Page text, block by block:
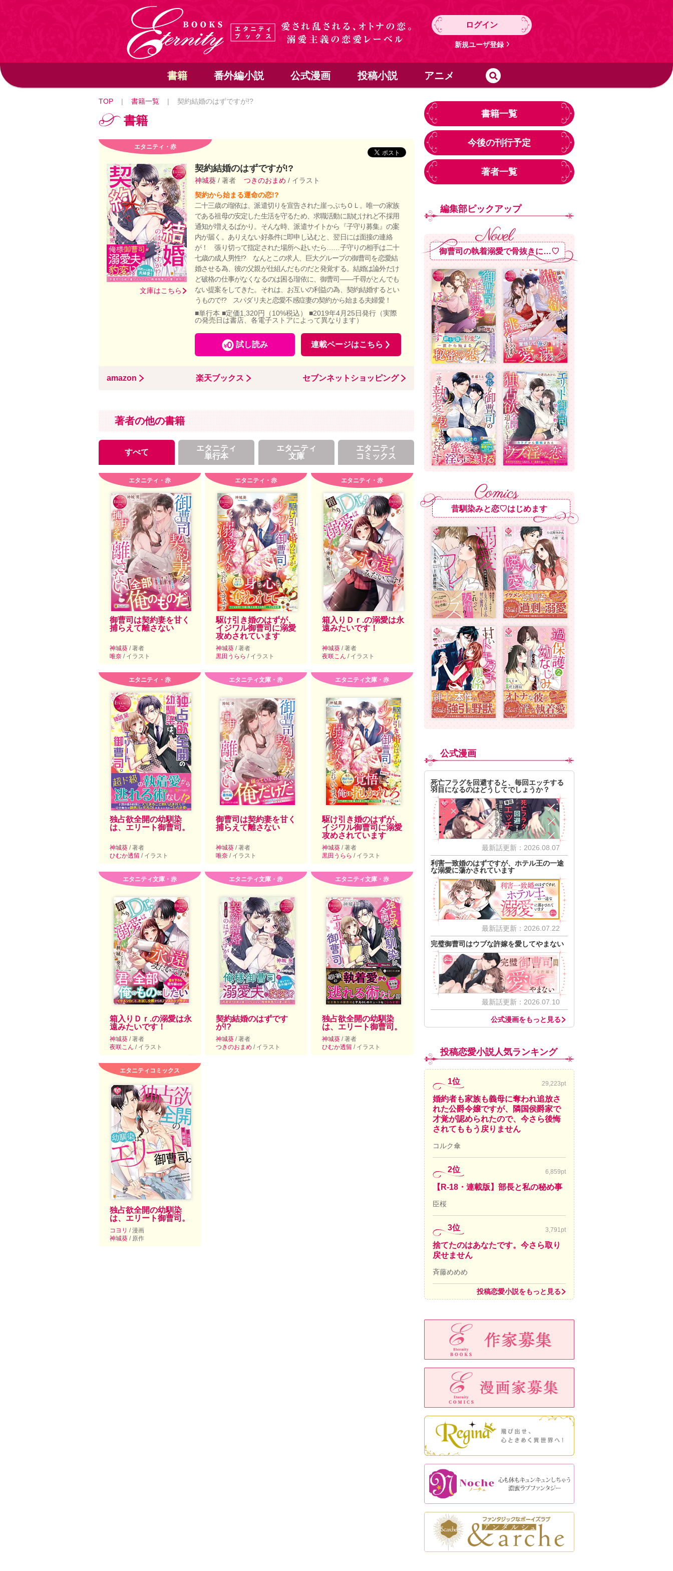
ログイン
新規ユーザ登録
書籍 番外編小説 公式漫画 投稿小説 アニメ
TOP | 書籍一覧 | 契約結婚のはずですが!?
書籍
エタニティ・赤
文庫はこちら
契約結婚のはずですが!?
神城葵 / 著者 つきのおまめ / イラスト
契約から始まる運命の恋!?
二十三歳の瑠依は、派遣切りを宣告された崖っぷちＯＬ。唯一の家族
である祖母の安定した生活を守るため、求職活動に励むけれど不採用
通知が増えるばかり。そんな時、派遣サイトから『子守り募集』の案
内が届く。ありえない好条件に即申し込むと、翌日には面接の連絡
が！ 張り切って指定された場所へ赴いたら……子守りの相手は二十
七歳の成人男性!? なんとこの求人、巨大グループの御曹司を恋愛結
婚させる為、彼の父親が仕組んだものだと発覚する。結婚は論外だけ
ど破格の仕事がなくなるのは困る瑠依に、御曹司――千尋がとんでも
ない提案をしてきた。それは、お互いの利益の為、契約結婚するとい
うもので!? スパダリ夫と恋愛不感症妻の契約から始まる夫婦愛！
■単行本 ■定価1,320円（10%税込） ■2019年4月25日発行（実際
の発売日は書店、各電子ストアによって異なります）
試し読み 連載ページはこちら
amazon 楽天ブックス セブンネットショッピング
著者の他の書籍
すべて
エタニティ
単行本
エタニティ
文庫
エタニティ
コミックス
エタニティ・赤
御曹司は契約妻を甘く
捕らえて離さない
神城葵 / 著者
唯奈 / イラスト
エタニティ・赤
駆け引き婚のはずが、
イジワル御曹司に溺愛
攻めされています
神城葵 / 著者
黒田うらら / イラスト
エタニティ・赤
箱入りＤｒ.の溺愛は永
遠みたいです！
神城葵 / 著者
夜咲こん / イラスト
エタニティ・赤
独占欲全開の幼馴染
は、エリート御曹司。
神城葵 / 著者
ひむか透留 / イラスト
エタニティ文庫・赤
御曹司は契約妻を甘く
捕らえて離さない
神城葵 / 著者
唯奈 / イラスト
エタニティ文庫・赤
駆け引き婚のはずが、
イジワル御曹司に溺愛
攻めされています
神城葵 / 著者
黒田うらら / イラスト
エタニティ文庫・赤
箱入りＤｒ.の溺愛は永
遠みたいです！
神城葵 / 著者
夜咲こん / イラスト
エタニティ文庫・赤
契約結婚のはずです
が!?
神城葵 / 著者
つきのおまめ / イラスト
エタニティ文庫・赤
独占欲全開の幼馴染
は、エリート御曹司。
神城葵 / 著者
ひむか透留 / イラスト
エタニティコミックス
独占欲全開の幼馴染
は、エリート御曹司。
コヨリ / 漫画
神城葵 / 原作
書籍一覧
今後の刊行予定
著者一覧
編集部ピックアップ
御曹司の執着溺愛で骨抜きに…♡
昔馴染みと恋♡はじめます
公式漫画
死亡フラグを回避すると、毎回エッチする
羽目になるのはどうしてでしょうか？
最新話更新：2026.08.07
利害一致婚のはずですが、ホテル王の一途
な溺愛に蕩かされています
最新話更新：2026.07.22
完璧御曹司はウブな許嫁を愛してやまない
最新話更新：2026.07.10
公式漫画をもっと見る
投稿恋愛小説人気ランキング
1位 29,223pt
婚約者も家族も義母に奪われ追放さ
れた公爵令嬢ですが、隣国侯爵家で
才覚が認められたので、今さら後悔
されてももう戻りません
コルク傘
2位 6,859pt
【R-18・連載版】部長と私の秘め事
臣桜
3位 3,791pt
捨てたのはあなたです。今さら取り
戻せません
斉藤めめめ
投稿恋愛小説をもっと見る